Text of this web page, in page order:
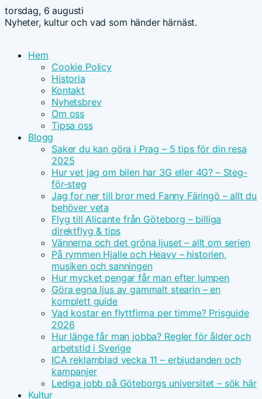
torsdag, 6 augusti
Nyheter, kultur och vad som händer härnäst.
Hem
Cookie Policy
Historia
Kontakt
Nyhetsbrev
Om oss
Tipsa oss
Blogg
Saker du kan göra i Prag – 5 tips för din resa
2025
Hur vet jag om bilen har 3G eller 4G? – Steg-
för-steg
Jag for ner till bror med Fanny Färingö – allt du
behöver veta
Flyg till Alicante från Göteborg – billiga
direktflyg & tips
Vännerna och det gröna ljuset – allt om serien
På rymmen Hjalle och Heavy – historien,
musiken och sanningen
Hur mycket pengar får man efter lumpen
Göra egna ljus av gammalt stearin – en
komplett guide
Vad kostar en flyttfirma per timme? Prisguide
2026
Hur länge får man jobba? Regler för ålder och
arbetstid i Sverige
ICA reklamblad vecka 11 – erbjudanden och
kampanjer
Lediga jobb på Göteborgs universitet – sök här
Kultur